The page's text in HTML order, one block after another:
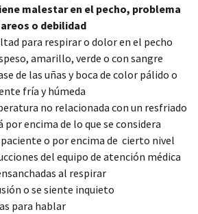
malestar en el pecho, problema
o debilidad
para respirar o dolor en el pecho
amarillo, verde o con sangre
de las uñas y boca de color pálido o
fría y húmeda
no relacionada con un resfriado
por encima de lo que se considera
o por encima de cierto nivel
del equipo de atención médica
al respirar
o se siente inquieto
para hablar